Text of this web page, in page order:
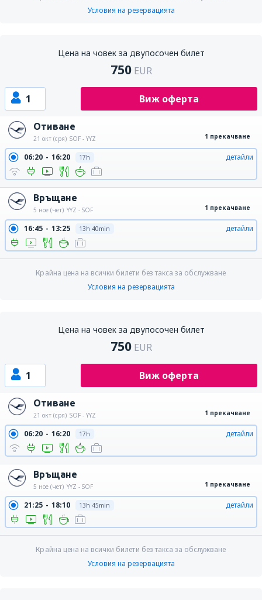
Условия на резервацията
Цена на човек за двупосочен билет
750 EUR
1 Виж оферта
Отиване
21 окт (сря) SOF - YYZ 1 прекачване
06:20 16:20 17h детайли
Връщане
5 ное (чет) YYZ - SOF 1 прекачване
16:45 13:25 13h 40min детайли
Крайна цена на всички билети без такса за обслужване
Условия на резервацията
Цена на човек за двупосочен билет
750 EUR
1 Виж оферта
Отиване
21 окт (сря) SOF - YYZ 1 прекачване
06:20 16:20 17h детайли
Връщане
5 ное (чет) YYZ - SOF 1 прекачване
21:25 18:10 13h 45min детайли
Крайна цена на всички билети без такса за обслужване
Условия на резервацията